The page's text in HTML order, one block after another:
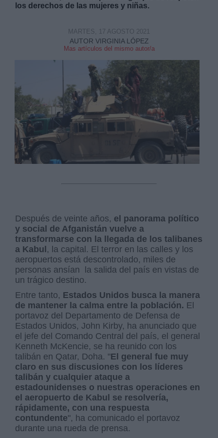
los derechos de las mujeres y niñas.
AUTOR VIRGINIA LÓPEZ
Mas artículos del mismo autor/a
MARTES, 17 AGOSTO 2021
Después de veinte años, el panorama político
y social de Afganistán vuelve a
transformarse con la llegada de los talibanes
a Kabul , la capital. El terror en las calles y los
aeropuertos está descontrolado, miles de
personas ansían la salida del país en vistas de
un trágico destino.
Entre tanto, Estados Unidos busca la manera
de mantener la calma entre la población. El
portavoz del Departamento de Defensa de
Estados Unidos, John Kirby, ha anunciado que
el jefe del Comando Central del país, el general
Kenneth McKencie, se ha reunido con los
talibán en Qatar, Doha. "El general fue muy
claro en sus discusiones con los líderes
talibán y cualquier ataque a
estadounidenses o nuestras operaciones en
el aeropuerto de Kabul se resolvería,
rápidamente, con una respuesta
contundente", ha comunicado el portavoz
durante una rueda de prensa.